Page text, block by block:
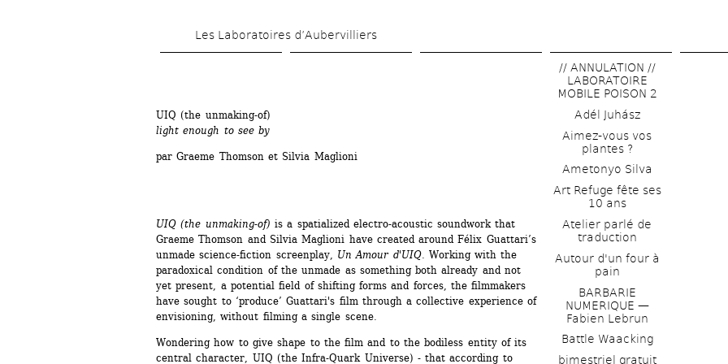
main
Les Laboratoires d’Aubervilliers
UIQ (the unmaking-of)
light enough to see by
par Graeme Thomson et Silvia Maglioni
UIQ (the unmaking-of) is a spatialized electro-acoustic soundwork that
Graeme Thomson and Silvia Maglioni have created around Félix Guattari’s
unmade science-fiction screenplay, Un Amour d'UIQ. Working with the
paradoxical condition of the unmade as something both already and not
yet present, a potential field of shifting forms and forces, the filmmakers
have sought to ‘produce’ Guattari's film through a collective experience of
envisioning, without filming a single scene.
Wondering how to give shape to the film and to the bodiless entity of its
central character, UIQ (the Infra-Quark Universe) - that according to
// ANNULATION //
LABORATOIRE
MOBILE POISON 2
Adél Juhász
Aimez-vous vos
plantes ?
Ametonyo Silva
Art Refuge fête ses
10 ans
Atelier parlé de
traduction
Autour d'un four à
pain
BARBARIE
NUMERIQUE —
Fabien Lebrun
Battle Waacking
bimestriel gratuit